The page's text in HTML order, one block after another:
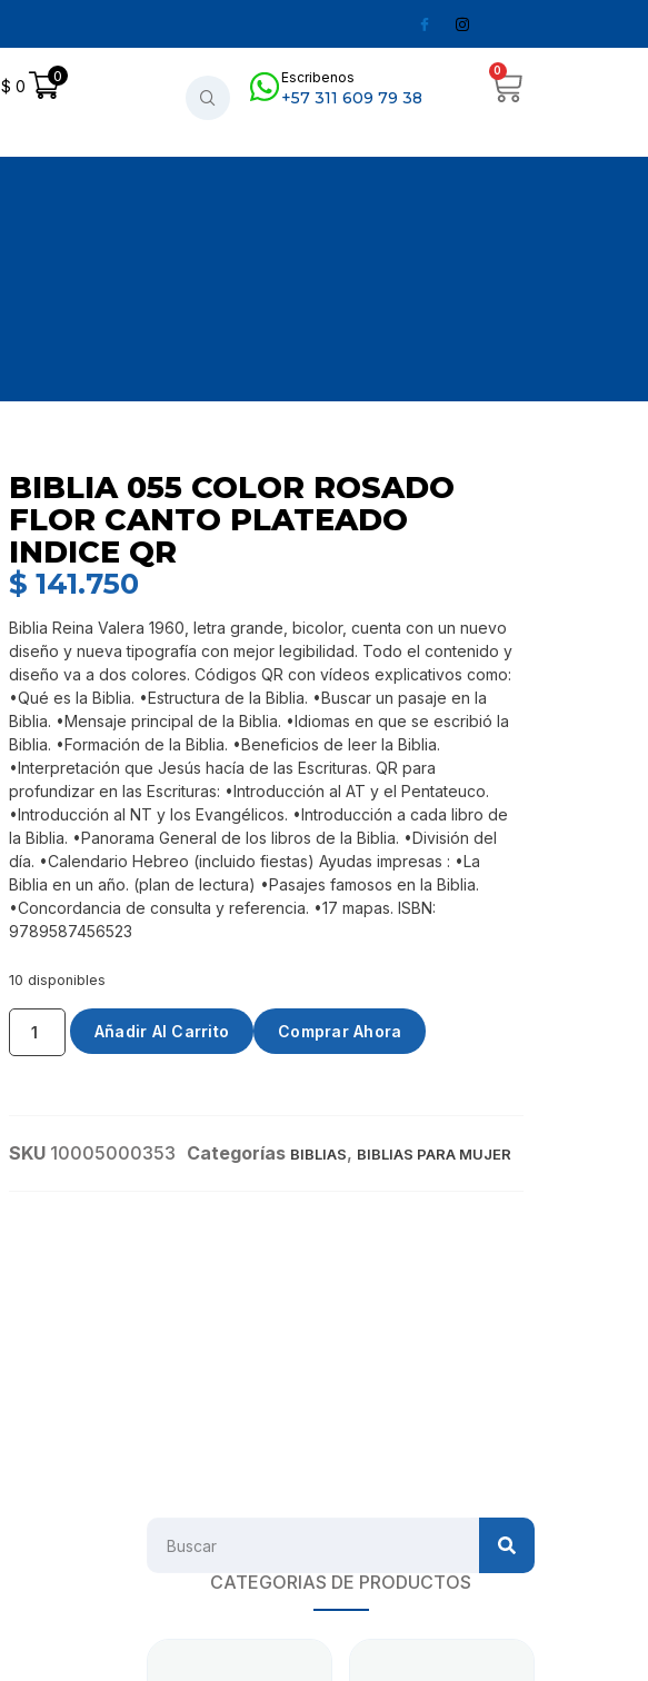
$ 0
0 Escribenos
+57 311 609 79 38
0
BIBLIA 055 COLOR ROSADO
FLOR CANTO PLATEADO
INDICE QR
$ 141.750
Biblia Reina Valera 1960, letra grande, bicolor, cuenta con un nuevo
diseño y nueva tipografía con mejor legibilidad. Todo el contenido y
diseño va a dos colores. Códigos QR con vídeos explicativos como:
•Qué es la Biblia. •Estructura de la Biblia. •Buscar un pasaje en la
Biblia. •Mensaje principal de la Biblia. •Idiomas en que se escribió la
Biblia. •Formación de la Biblia. •Beneficios de leer la Biblia.
•Interpretación que Jesús hacía de las Escrituras. QR para
profundizar en las Escrituras: •Introducción al AT y el Pentateuco.
•Introducción al NT y los Evangélicos. •Introducción a cada libro de
la Biblia. •Panorama General de los libros de la Biblia. •División del
día. •Calendario Hebreo (incluido fiestas) Ayudas impresas : •La
Biblia en un año. (plan de lectura) •Pasajes famosos en la Biblia.
•Concordancia de consulta y referencia. •17 mapas. ISBN:
9789587456523
10 disponibles
Añadir Al Carrito Comprar Ahora
SKU 10005000353 Categorías BIBLIAS, BIBLIAS PARA MUJER
CATEGORIAS DE PRODUCTOS